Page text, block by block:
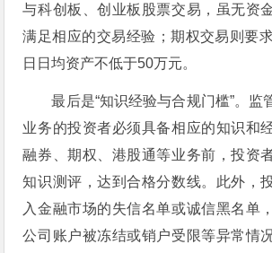
与科创板、创业板股票交易，虽无资
满足相应的交易经验；期权交易则要
日日均资产不低于50万元。
最后是“知识经验与合规门槛”。监
业务的投资者必须具备相应的知识和
融券、期权、港股通等业务前，投资
知识测评，达到合格分数线。此外，
入金融市场的失信名单或诚信黑名单
公司账户被冻结或销户受限等异常情